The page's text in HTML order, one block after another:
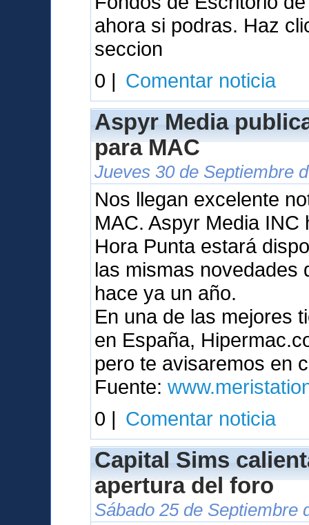
ahora si podras. Haz
seccion
0 | Comentar noticia
Aspyr Media
para MAC
Jueves 30 de Septiembre
Nos llegan excelente
MAC. Aspyr Media
Hora Punta estará
las mismas novedades
hace ya un año.
En una de las mejores
en España,
pero te avisaremos en
Fuente:
0 | Comentar noticia
Capital Sims
apertura del foro
Sábado 25 de Septiembre